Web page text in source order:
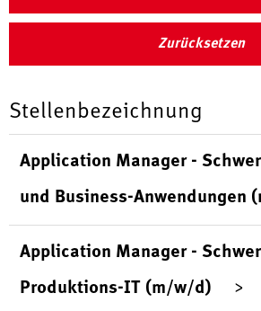
Zurücksetzen
Stellenbezeichnung
Application Manager -
und Business-Anwendungen
Application Manager -
Produktions-IT (m/w/d)